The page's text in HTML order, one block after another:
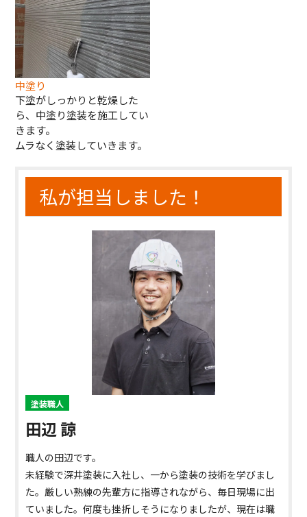
中塗り
下塗がしっかりと乾燥した
ら、中塗り塗装を施工してい
きます。
ムラなく塗装していきます。
私が担当しました！
塗装職人
田辺 諒
職人の田辺です。
未経験で深井塗装に入社し、一から塗装の技術を学びまし
た。厳しい熟練の先輩方に指導されながら、毎日現場に出
ていました。何度も挫折しそうになりましたが、現在は職